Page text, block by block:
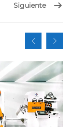
Siguiente